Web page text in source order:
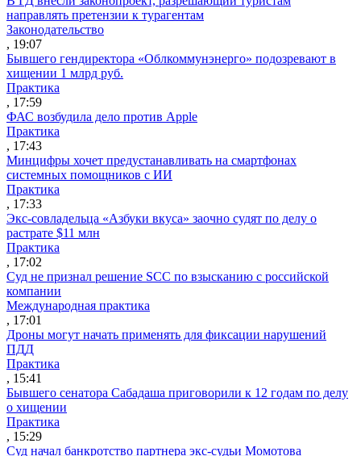
направлять претензии к турагентам
Законодательство
, 19:07
Бывшего гендиректора «Облкоммунэнерго» подозревают в
хищении 1 млрд руб.
Практика
, 17:59
ФАС возбудила дело против Apple
Практика
, 17:43
Минцифры хочет предустанавливать на смартфонах
системных помощников с ИИ
Практика
, 17:33
Экс-совладельца «Азбуки вкуса» заочно судят по делу о
растрате $11 млн
Практика
, 17:02
Суд не признал решение SCC по взысканию с российской
компании
Международная практика
, 17:01
Дроны могут начать применять для фиксации нарушений
ПДД
Практика
, 15:41
Бывшего сенатора Сабадаша приговорили к 12 годам по делу
о хищении
Практика
, 15:29
Суд начал банкротство партнера экс-судьи Момотова